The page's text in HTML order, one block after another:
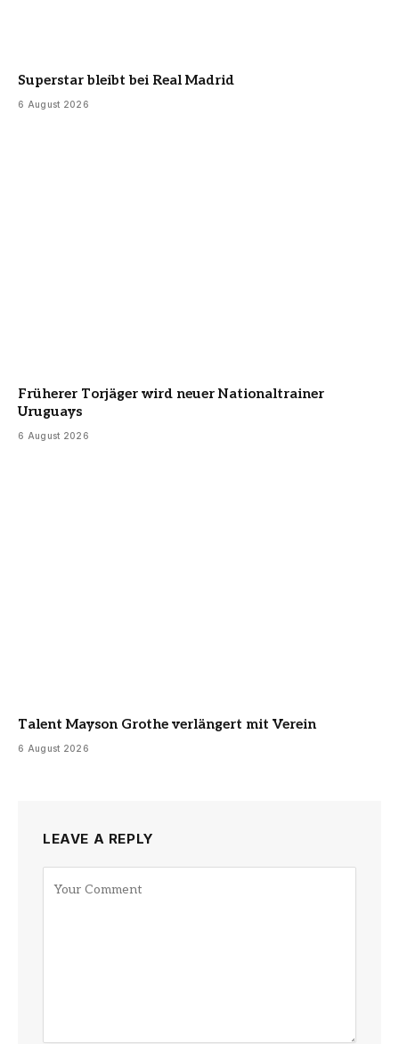
Superstar bleibt bei Real Madrid
6 August 2026
Früherer Torjäger wird neuer Nationaltrainer
Uruguays
6 August 2026
Talent Mayson Grothe verlängert mit Verein
6 August 2026
LEAVE A REPLY